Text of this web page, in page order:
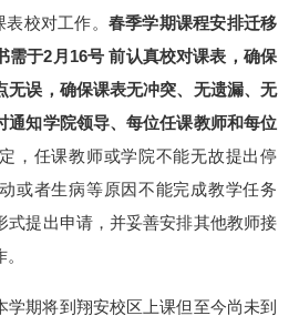
校对工作。 春季学期课程安排迁移
需于2 月 16号 前认真校对课表，确保
无误，确保课表无冲突、无遗漏、无
通知学院领导、每位任课教师和每位
，任课教师或学院不能无故提出停
或者生病等原因不能完成教学任务
式提出申请，并妥善安排其他教师接
学期将到翔安校区上课但至今尚未到